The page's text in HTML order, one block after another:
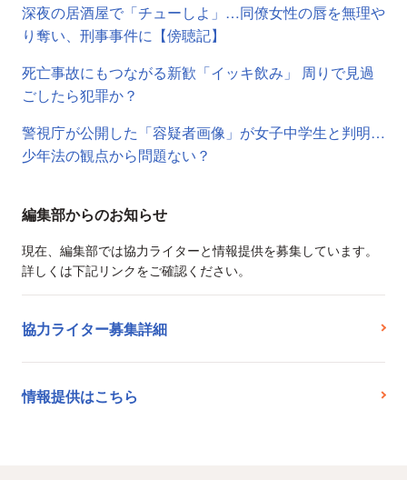
深夜の居酒屋で「チューしよ」…同僚女性の唇を無理や
り奪い、刑事事件に【傍聴記】
死亡事故にもつながる新歓「イッキ飲み」 周りで見過
ごしたら犯罪か？
警視庁が公開した「容疑者画像」が女子中学生と判明…
少年法の観点から問題ない？
編集部からのお知らせ
現在、編集部では協力ライターと情報提供を募集しています。
詳しくは下記リンクをご確認ください。
協力ライター募集詳細
情報提供はこちら